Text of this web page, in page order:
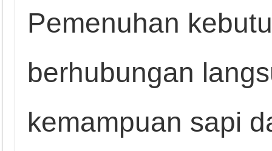
Pemenuhan
berhubungan
kemampuan sapi